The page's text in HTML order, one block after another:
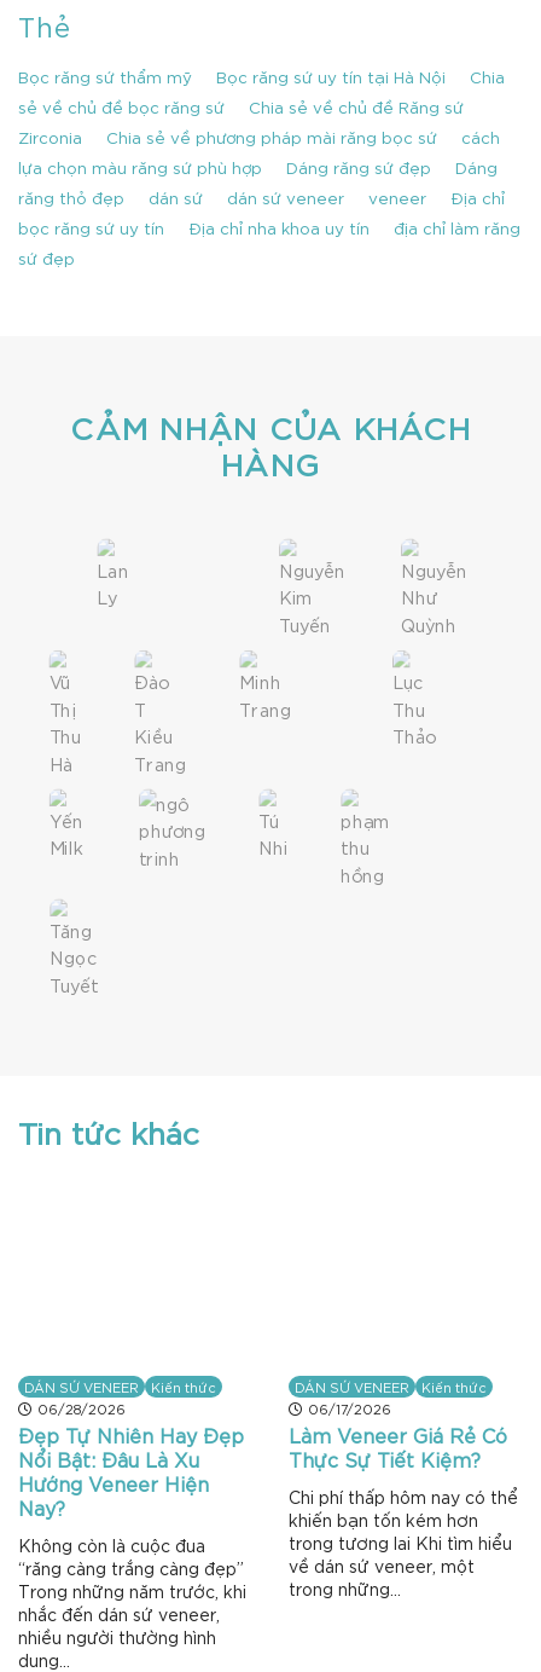
Thẻ
Bọc răng sứ thẩm mỹ Bọc răng sứ uy tín tại Hà Nội
Chia
sẻ về chủ đề bọc răng sứ
Chia sẻ về chủ đề Răng sứ
Zirconia
Chia sẻ về phương pháp mài răng bọc sứ
cách
lựa chọn màu răng sứ phù hợp
Dáng răng sứ đẹp
Dáng
răng thỏ đẹp
dán sứ dán sứ veneer veneer
Địa chỉ
bọc răng sứ uy tín
Địa chỉ nha khoa uy tín
địa chỉ làm răng
sứ đẹp
CẢM NHẬN CỦA KHÁCH
HÀNG
Tin tức khác
DÁN SỨ VENEER
Kiến thức
06/28/2026
Đẹp Tự Nhiên Hay Đẹp
Nổi Bật: Đâu Là Xu
Hướng Veneer Hiện
Nay?
Không còn là cuộc đua
“răng càng trắng càng đẹp”
Trong những năm trước, khi
nhắc đến dán sứ veneer,
nhiều người thường hình
dung...
DÁN SỨ VENEER
Kiến thức
06/17/2026
Làm Veneer Giá Rẻ Có
Thực Sự Tiết Kiệm?
Chi phí thấp hôm nay có thể
khiến bạn tốn kém hơn
trong tương lai Khi tìm hiểu
về dán sứ veneer, một
trong những...